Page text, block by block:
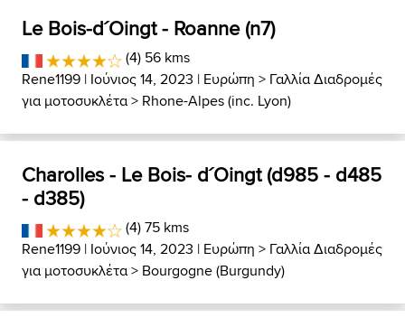
Le Bois-d´Oingt - Roanne (n7)
(4) 56 kms
Rene1199 | Ιούνιος 14, 2023 | Ευρώπη > Γαλλία Διαδρομές
για μοτοσυκλέτα> Rhone-Alpes (inc. Lyon)
Charolles - Le Bois- d´Oingt (d985 - d485
- d385)
(4) 75 kms
Rene1199 | Ιούνιος 14, 2023 | Ευρώπη > Γαλλία Διαδρομές
για μοτοσυκλέτα> Bourgogne (Burgundy)